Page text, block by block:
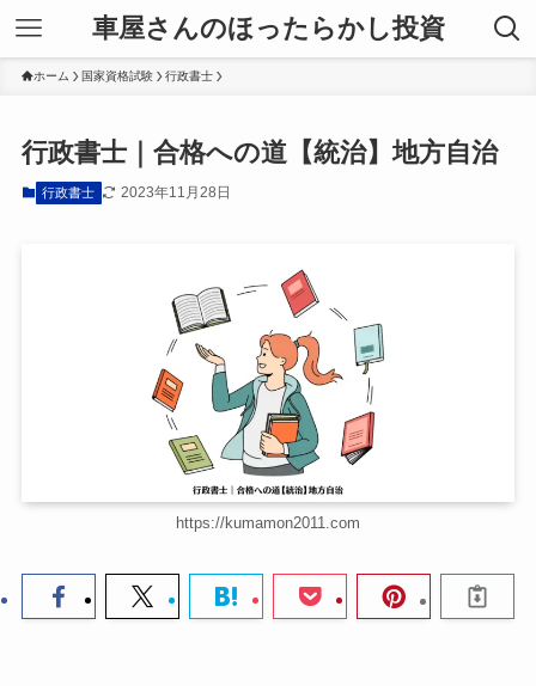
車屋さんのほったらかし投資
ホーム 国家資格試験 行政書士
行政書士｜合格への道【統治】地方自治
行政書士 2023年11月28日
https://kumamon2011.com